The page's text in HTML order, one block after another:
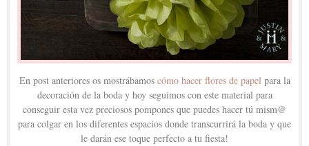
En post anteriores os mostrábamos cómo hacer flores de papel para la
decoración de la boda y hoy seguimos con este material para
conseguir esta vez preciosos pompones que puedes hacer tú mism@
para colgar en los diferentes espacios donde transcurrirá la boda y que
le darán ese toque perfecto a tu fiesta!